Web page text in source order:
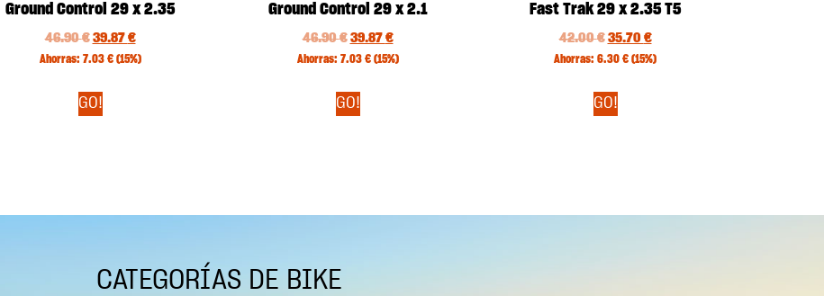
Ground Control 29 x 2.35
46.90€ 39.87 €
Ahorras: 7.03 € (15%)
GO!
Ground Control 29 x 2.1
46.90€ 39.87 €
Ahorras: 7.03 € (15%)
GO!
Fast Trak 29 x 2.35 T5
42.00€ 35.70 €
Ahorras: 6.30 € (15%)
GO!
CATEGORÍAS DE BIKE